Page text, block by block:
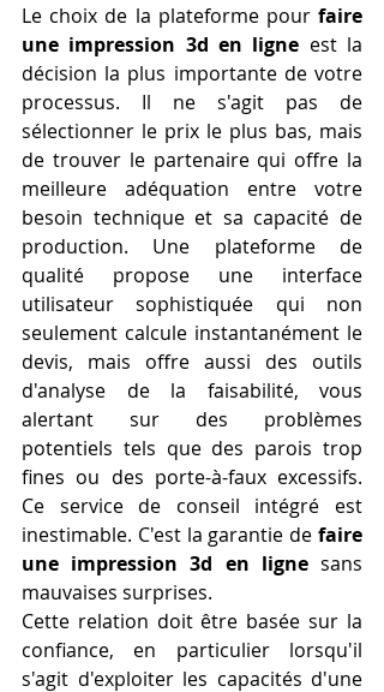
Le choix de la plateforme pour faire
une impression 3d en ligne est la
décision la plus importante de votre
processus. Il ne s'agit pas de
sélectionner le prix le plus bas, mais
de trouver le partenaire qui offre la
meilleure adéquation entre votre
besoin technique et sa capacité de
production. Une plateforme de
qualité propose une interface
utilisateur sophistiquée qui non
seulement calcule instantanément le
devis, mais offre aussi des outils
d'analyse de la faisabilité, vous
alertant sur des problèmes
potentiels tels que des parois trop
fines ou des porte-à-faux excessifs.
Ce service de conseil intégré est
inestimable. C'est la garantie de faire
une impression 3d en ligne sans
mauvaises surprises.
Cette relation doit être basée sur la
confiance, en particulier lorsqu'il